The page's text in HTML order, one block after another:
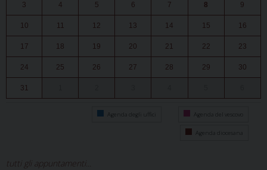
3 4 5 6 7 8 9
10 11 12 13 14 15 16
17 18 19 20 21 22 23
24 25 26 27 28 29 30
31
Agenda degli uffici Agenda del vescovo
Agenda diocesana
tutti gli appuntamenti...